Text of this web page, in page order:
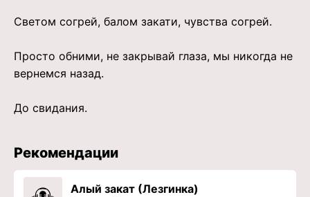
Светом согрей, балом закати, чувства согрей.
Просто обними, не закрывай глаза, мы никогда не
вернемся назад.
До свидания.
Рекомендации
Алый закат (Лезгинка)